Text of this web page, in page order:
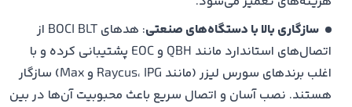
است:
هد برش لیزر فایبر BOCI مدل BLT421S
هد برش لیزر فایبر BOCI مدل BLT421S یکی از محصولات
پیشرفته از سری 4BLT شرکت (BOCI) است که برای برش
دقیق فلزات در کاربردهای متنوع صنعتی طراحی شده است
سازگاری بالا با دستگاه‌های صنعتی
: هدهای BOCI BLT از
اتصال‌های استاندارد مانند QBH و EOC پشتیبانی کرده و با
اغلب برندهای سورس لیزر (مانند Raycus، IPG و Max) سازگار
هستند. نصب آسان و اتصال سریع باعث محبوبیت آن‌ها در بین